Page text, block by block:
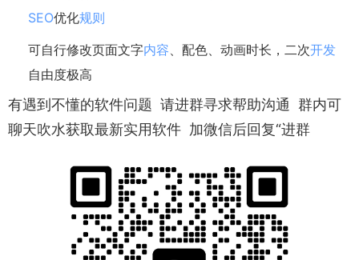
SEO优化规则
可自行修改页面文字内容、配色、动画时长，二次开发
自由度极高
有遇到不懂的软件问题 请进群寻求帮助沟通 群内可
聊天吹水获取最新实用软件 加微信后回复“进群